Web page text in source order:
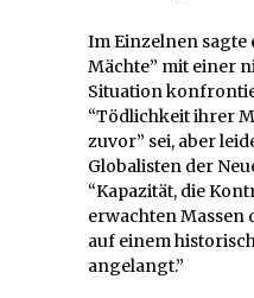
Im Einzelnen sagte
Mächte” mit einer
Situation
“Tödlichkeit ihrer
zuvor” sei, aber
Globalisten der
“Kapazität, die
erwachten Massen
auf einem
angelangt.”